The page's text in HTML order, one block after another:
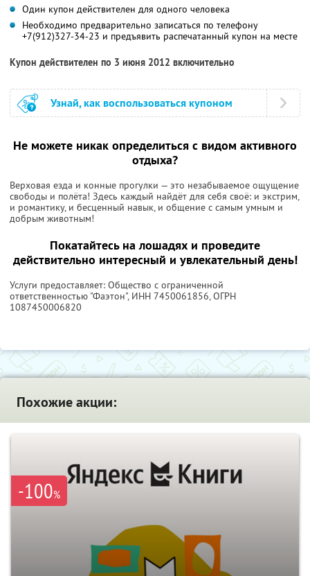
Один купон действителен для одного человека
Необходимо предварительно записаться по телефону
+7(912)327-34-23 и предъявить распечатанный купон на месте
Купон действителен по 3 июня 2012 включительно
Узнай, как воспользоваться купоном
Не можете никак определиться с видом активного
отдыха?
Верховая езда и конные прогулки — это незабываемое ощущение
свободы и полёта! Здесь каждый найдёт для себя своё: и экстрим,
и романтику, и бесценный навык, и общение с самым умным и
добрым животным!
Покатайтесь на лошадях и проведите
действительно интересный и увлекательный день!
Услуги предоставляет: Общество с ограниченной
ответственностью "Фаэтон", ИНН 7450061856, ОГРН
1087450006820
Похожие акции:
-100%